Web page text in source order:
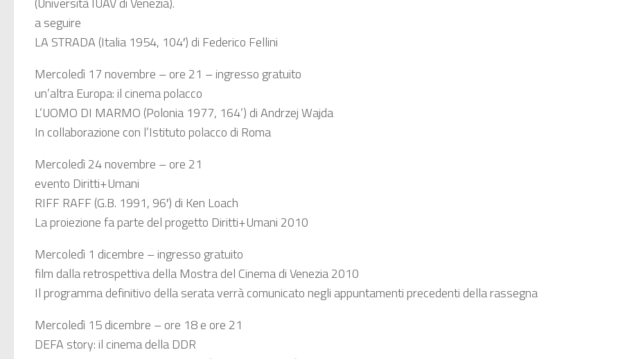
a seguire
LA STRADA (Italia 1954, 104′) di Federico Fellini
Mercoledì 17 novembre – ore 21 – ingresso gratuito
un’altra Europa: il cinema polacco
L’UOMO DI MARMO (Polonia 1977, 164’) di Andrzej Wajda
In collaborazione con l’Istituto polacco di Roma
Mercoledì 24 novembre – ore 21
evento Diritti+Umani
RIFF RAFF (G.B. 1991, 96′) di Ken Loach
La proiezione fa parte del progetto Diritti+Umani 2010
Mercoledì 1 dicembre – ingresso gratuito
film dalla retrospettiva della Mostra del Cinema di Venezia 2010
Il programma definitivo della serata verrà comunicato negli appuntamenti precedenti della rassegna
Mercoledì 15 dicembre – ore 18 e ore 21
DEFA story: il cinema della DDR